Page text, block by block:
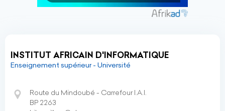
INSTITUT AFRICAIN D'INFORMATIQUE
Enseignement supérieur - Université
Route du Mindoubé - Carrefour I.A.I.
BP 2263